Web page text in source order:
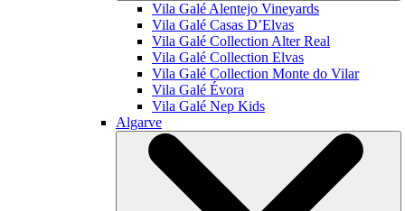
Vila Galé Alentejo Vineyards
Vila Galé Casas D’Elvas
Vila Galé Collection Alter Real
Vila Galé Collection Elvas
Vila Galé Collection Monte do Vilar
Vila Galé Évora
Vila Galé Nep Kids
Algarve